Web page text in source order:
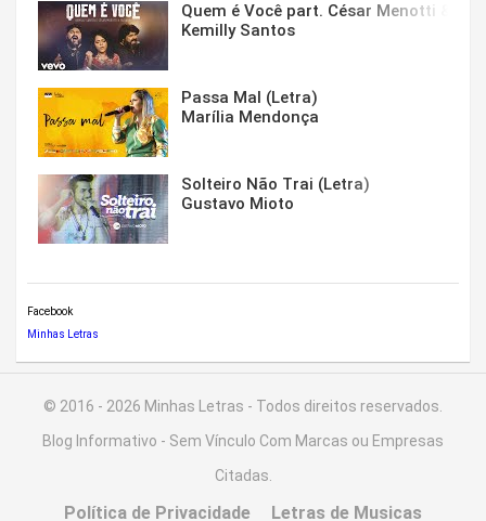
Quem é Você part. César Menotti &
Kemilly Santos
Passa Mal (Letra)
Marília Mendonça
Solteiro Não Trai (Letra)
Gustavo Mioto
Facebook
Minhas Letras
© 2016 - 2026 Minhas Letras - Todos direitos reservados.
Blog Informativo - Sem Vínculo Com Marcas ou Empresas
Citadas.
Política de Privacidade Letras de Musicas